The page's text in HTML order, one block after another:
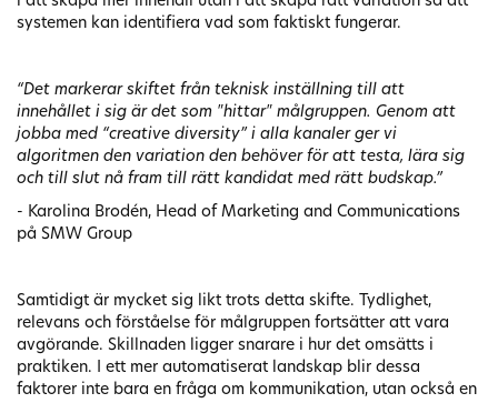
systemen kan identifiera vad som faktiskt fungerar.
“Det markerar skiftet från teknisk inställning till att
innehållet i sig är det som "hittar" målgruppen. Genom att
jobba med “creative diversity” i alla kanaler ger vi
algoritmen den variation den behöver för att testa, lära sig
och till slut nå fram till rätt kandidat med rätt budskap.”
- Karolina Brodén, Head of Marketing and Communications
på SMW Group
Samtidigt är mycket sig likt trots detta skifte. Tydlighet,
relevans och förståelse för målgruppen fortsätter att vara
avgörande. Skillnaden ligger snarare i hur det omsätts i
praktiken. I ett mer automatiserat landskap blir dessa
faktorer inte bara en fråga om kommunikation, utan också en